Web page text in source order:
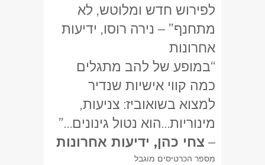
לפירוש חדש ומלוטש, לא
מתחנף” – נירה רוסו, ידיעות
אחרונות
“במופע של להב מתגלים
כמה קווי אישיות שנדיר
למצוא בשואוביז: צניעות,
מינוריות…הוא נטול גינונים…”
– צחי כהן, ידיעות אחרונות
מספר הכרטיסים מוגבל